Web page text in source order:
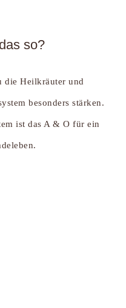
so?
die Heilkräuter und
besonders stärken.
ist das A & O für ein